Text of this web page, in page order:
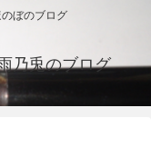
ぼのブログ
乃兎のブログ